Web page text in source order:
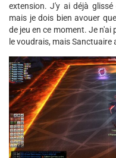
extension. J'y ai déjà
mais je dois bien avouer
de jeu en ce moment. Je
le voudrais, mais